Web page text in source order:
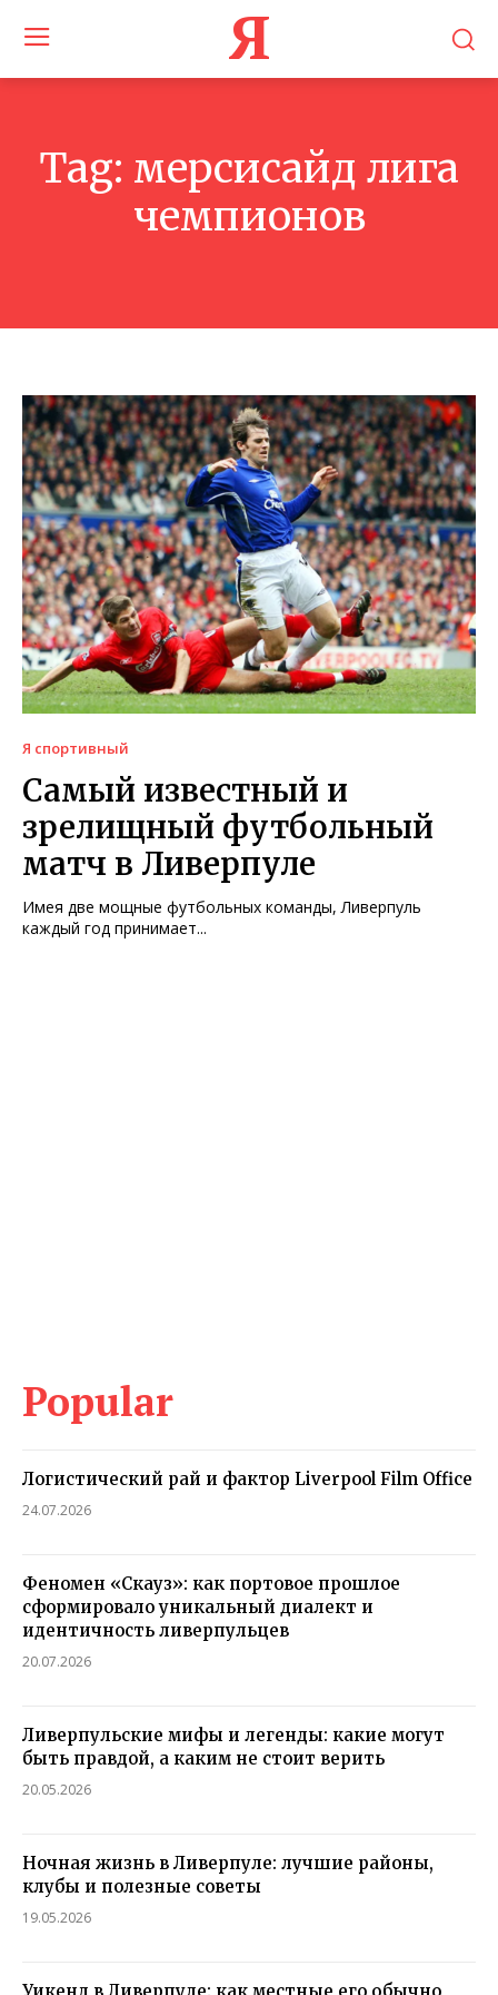
Я
Tag: мерсисайд лига
чемпионов
Я спортивный
Самый известный и
зрелищный футбольный
матч в Ливерпуле
Имея две мощные футбольных команды, Ливерпуль
каждый год принимает...
Popular
Логистический рай и фактор Liverpool Film Office
24.07.2026
Феномен «Скауз»: как портовое прошлое
сформировало уникальный диалект и
идентичность ливерпульцев
20.07.2026
Ливерпульские мифы и легенды: какие могут
быть правдой, а каким не стоит верить
20.05.2026
Ночная жизнь в Ливерпуле: лучшие районы,
клубы и полезные советы
19.05.2026
Уикенд в Ливерпуле: как местные его обычно